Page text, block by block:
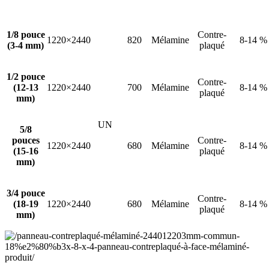
1/8 pouce
(3-4 mm)
1220×2440
UN
820 Mélamine
Contre-
plaqué
8-14 %
1/2 pouce
(12-13
mm)
1220×2440 700 Mélamine
Contre-
plaqué
8-14 %
5/8
pouces
(15-16
mm)
1220×2440 680 Mélamine
Contre-
plaqué
8-14 %
3/4 pouce
(18-19
mm)
1220×2440 680 Mélamine
Contre-
plaqué
8-14 %